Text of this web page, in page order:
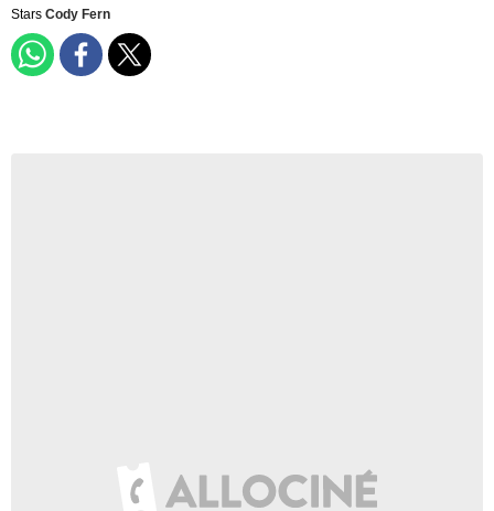
Stars Cody Fern